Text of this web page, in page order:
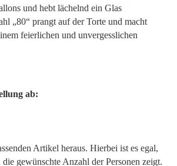
und hebt lächelnd ein Glas
„80“ prangt auf der Torte und macht
feierlichen und unvergesslichen
ab:
Artikel heraus. Hierbei ist es egal,
gewünschte Anzahl der Personen zeigt.